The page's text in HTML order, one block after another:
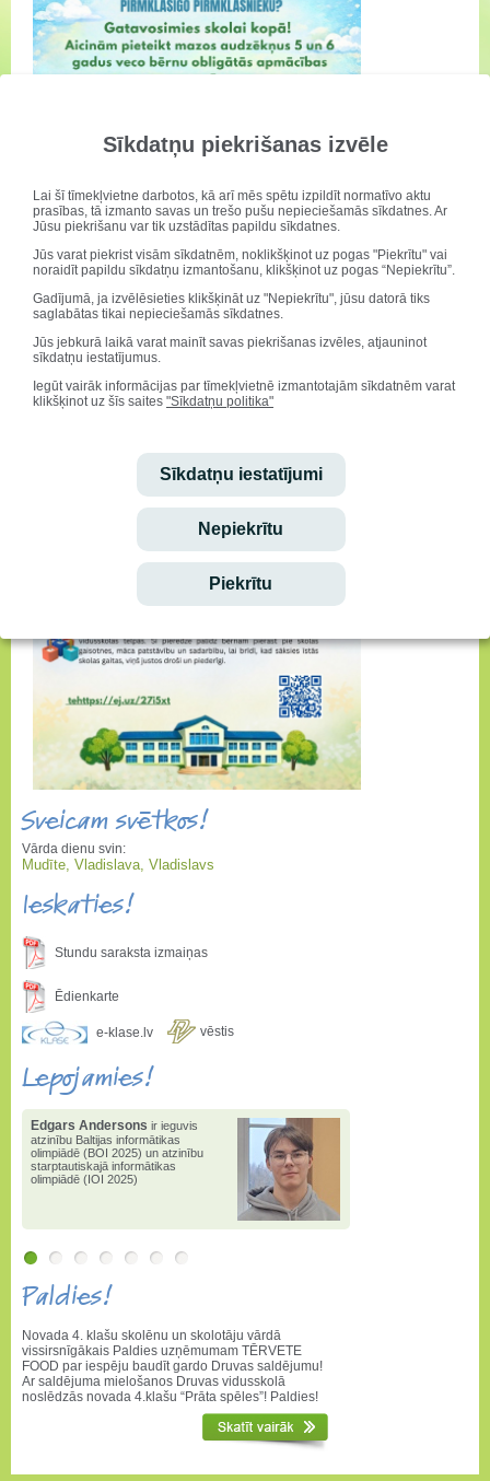
Sīkdatņu piekrišanas izvēle
Lai šī tīmekļvietne darbotos, kā arī mēs spētu izpildīt normatīvo aktu
prasības, tā izmanto savas un trešo pušu nepieciešamās sīkdatnes. Ar
Jūsu piekrišanu var tik uzstādītas papildu sīkdatnes.
Jūs varat piekrist visām sīkdatnēm, noklikšķinot uz pogas "Piekrītu" vai
noraidīt papildu sīkdatņu izmantošanu, klikšķinot uz pogas “Nepiekrītu”.
Gadījumā, ja izvēlēsieties klikšķināt uz "Nepiekrītu", jūsu datorā tiks
saglabātas tikai nepieciešamās sīkdatnes.
Jūs jebkurā laikā varat mainīt savas piekrišanas izvēles, atjauninot
sīkdatņu iestatījumus.
Iegūt vairāk informācijas par tīmekļvietnē izmantotajām sīkdatnēm varat
klikšķinot uz šīs saites "Sīkdatņu politika"
Sīkdatņu iestatījumi
Nepiekrītu
Piekrītu
Sveicam svētkos!
Vārda dienu svin:
Mudīte, Vladislava, Vladislavs
Ieskaties!
Stundu saraksta izmaiņas
Ēdienkarte
e-klase.lv vēstis
Lepojamies!
Edgars Andersons ir ieguvis
atzinību Baltijas informātikas
olimpiādē (BOI 2025) un atzinību
starptautiskajā informātikas
olimpiādē (IOI 2025)
Paldies!
Novada 4. klašu skolēnu un skolotāju vārdā
vissirsnīgākais Paldies uzņēmumam TĒRVETE
FOOD par iespēju baudīt gardo Druvas saldējumu!
Ar saldējuma mielošanos Druvas vidusskolā
noslēdzās novada 4.klašu “Prāta spēles”! Paldies!